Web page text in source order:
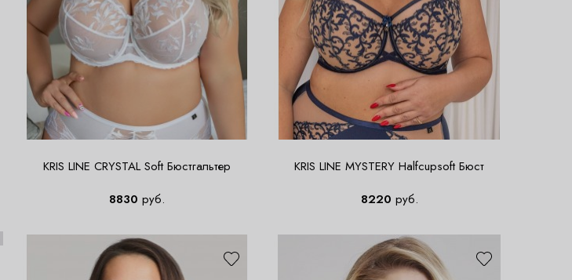
KRIS LINE CRYSTAL Soft Бюстгальтер
8830 руб.
KRIS LINE MYSTERY Halfcupsoft Бюст
8220 руб.